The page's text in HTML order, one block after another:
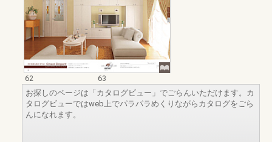
62
63
お探しのページは「カタログビュー」でごらんいただけます。カ
タログビューではweb上でパラパラめくりながらカタログをごら
んになれます。